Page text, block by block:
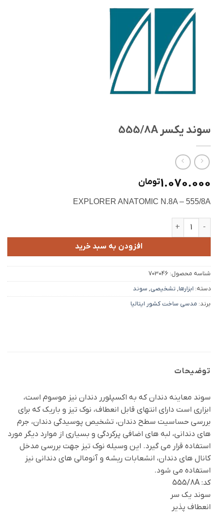
سوند یکسر 555/8A
1.070.000تومان
EXPLORER ANATOMIC N.8A – 555/8A
سوند یکسر 555/8A عدد
افزودن به سبد خرید
شناسه محصول: 703046
دسته: ابزارها, تشخیصی, سوند
برند: مدسی ساخت کشور ایتالیا
توضیحات
سوند معاینه دندان که به اکسپلورر دندان نیز موسوم است،
ابزاری است دارای انتهای قابل انعطاف، نوک تیز و باریک که برای
بررسی حساسیت سطح دندان، تشخیص پوسیدگی دندان، جرم
های دندانی، لبه های اضافی پرکردگی و بسیاری از موارد دیگر مورد
استفاده قرار می گیرد. این وسیله نوک تیز جهت بررسی مدخل
کانال های دندان، انشعابات ریشه و آنومالی های دندانی نیز
استفاده می شود.
کد: 555/8A
سوند یک سر
انعطاف پذیر